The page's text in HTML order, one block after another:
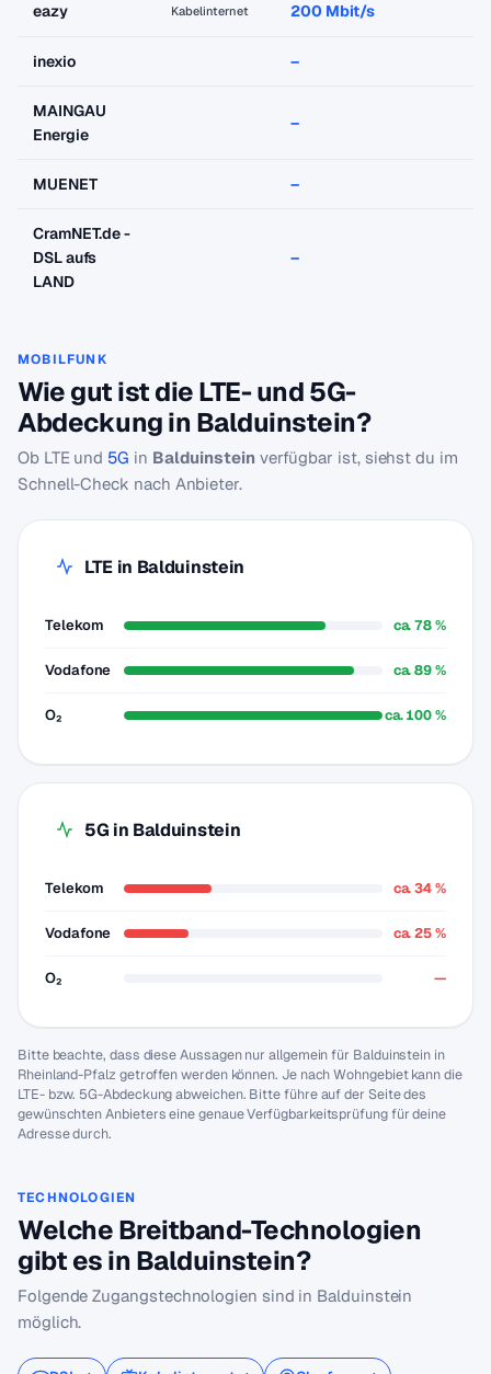
eazy Kabelinternet 200 Mbit/s
inexio –
MAINGAU
Energie
–
MUENET –
CramNET.de -
DSL aufs
LAND
–
MOBILFUNK
Wie gut ist die LTE- und 5G-
Abdeckung in Balduinstein?
Ob LTE und 5G in Balduinsteinverfügbar ist, siehst du im
Schnell-Check nach Anbieter.
LTE in Balduinstein
Telekom ca. 78 %
Vodafone ca. 89 %
O₂ ca. 100 %
5G in Balduinstein
Telekom ca. 34 %
Vodafone ca. 25 %
O₂ —
Bitte beachte, dass diese Aussagen nur allgemein für Balduinstein in
Rheinland-Pfalz getroffen werden können. Je nach Wohngebiet kann die
LTE- bzw. 5G-Abdeckung abweichen. Bitte führe auf der Seite des
gewünschten Anbieters eine genaue Verfügbarkeitsprüfung für deine
Adresse durch.
TECHNOLOGIEN
Welche Breitband-Technologien
gibt es in Balduinstein?
Folgende Zugangstechnologien sind in Balduinstein
möglich.